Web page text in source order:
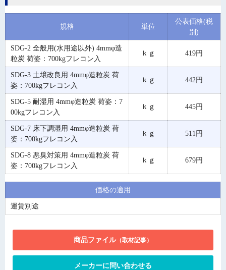
規格 単位
公表価格(税
別)
SDG-2 全般用(水用途以外) 4mmφ造
粒炭 荷姿：700kgフレコン入
ｋｇ 419円
SDG-3 土壌改良用 4mmφ造粒炭 荷
姿：700kgフレコン入
ｋｇ 442円
SDG-5 耐湿用 4mmφ造粒炭 荷姿：7
00kgフレコン入
ｋｇ 445円
SDG-7 床下調湿用 4mmφ造粒炭 荷
姿：700kgフレコン入
ｋｇ 511円
SDG-8 悪臭対策用 4mmφ造粒炭 荷
姿：700kgフレコン入
ｋｇ 679円
価格の適用
運賃別途
商品ファイル（取材記事）
メーカーに問い合わせる